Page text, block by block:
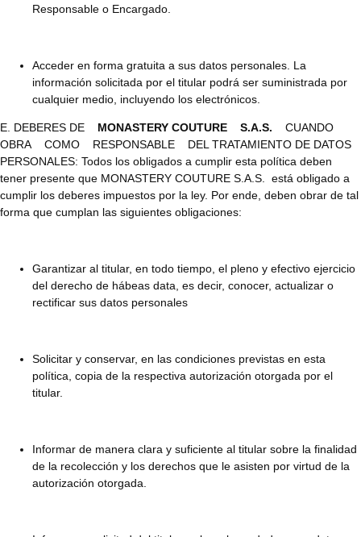
Responsable o Encargado.
Acceder en forma gratuita a sus datos personales. La
información solicitada por el titular podrá ser suministrada por
cualquier medio, incluyendo los electrónicos.
E. DEBERES DE MONASTERY COUTURE S.A.S.
CUANDO
OBRA COMO RESPONSABLE DEL TRATAMIENTO DE DATOS
PERSONALES: Todos los obligados a cumplir esta política deben
tener presente que MONASTERY COUTURE S.A.S. está obligado a
cumplir los deberes impuestos por la ley. Por ende, deben obrar de tal
forma que cumplan las siguientes obligaciones:
Garantizar al titular, en todo tiempo, el pleno y efectivo ejercicio
del derecho de hábeas data, es decir, conocer, actualizar o
rectificar sus datos personales
Solicitar y conservar, en las condiciones previstas en esta
política, copia de la respectiva autorización otorgada por el
titular.
Informar de manera clara y suficiente al titular sobre la finalidad
de la recolección y los derechos que le asisten por virtud de la
autorización otorgada.